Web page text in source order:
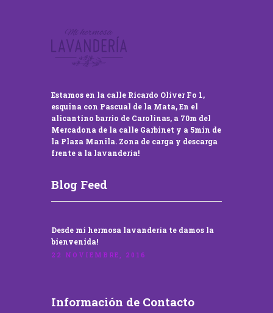
Estamos en la calle Ricardo Oliver Fo 1,
esquina con Pascual de la Mata, En el
alicantino barrio de Carolinas, a 70m del
Mercadona de la calle Garbinet y a 5min de
la Plaza Manila. Zona de carga y descarga
frente a la lavandería!
Blog Feed
Desde mi hermosa lavandería te damos la
bienvenida!
22 NOVIEMBRE, 2016
Información de Contacto